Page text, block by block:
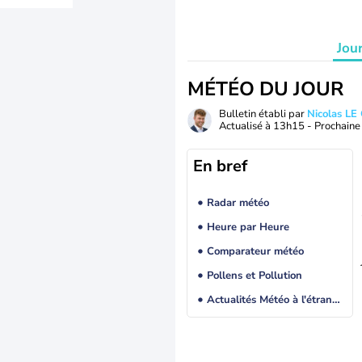
MÉTÉO DU JOUR
Bulletin établi par Nicolas LE
Actualisé à 13h15 -
En bref
Radar météo
Heure par Heure
Comparateur météo
Pollens et Pollution
Actualités Météo à l'étranger